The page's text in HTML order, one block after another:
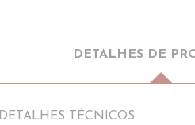
DETALHES DE
DETALHES TÉCNICOS